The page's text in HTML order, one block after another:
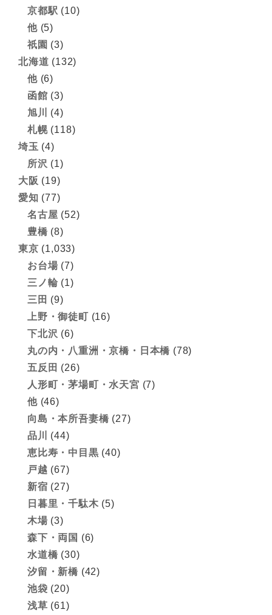
京都駅 (10)
他(5)
祇園 (3)
北海道 (132)
他(6)
函館 (3)
旭川
(4)
札幌(118)
埼玉 (4)
所沢 (1)
大阪 (19)
愛知 (77)
名古屋 (52)
豊橋 (8)
東京 (1,033)
お台場 (7)
三ノ輪 (1)
三田 (9)
上野・御徒町 (16)
下北沢 (6)
丸の内・八重洲・京橋・日本橋 (78)
五反田 (26)
人形町・茅場町・水天宮 (7)
他(46)
向島・本所吾妻橋 (27)
品川
(44)
恵比寿・中目黒 (40)
戸越 (67)
新宿 (27)
日暮里・千駄木 (5)
木場 (3)
森下・両国 (6)
水道橋 (30)
汐留・新橋 (42)
池袋 (20)
浅草 (61)